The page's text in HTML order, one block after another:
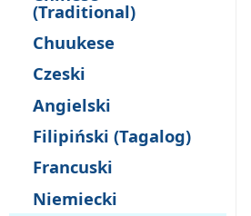
(Traditional)
Chuukese
Czeski
Angielski
Filipiński (Tagalog)
Francuski
Niemiecki